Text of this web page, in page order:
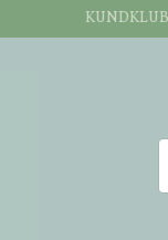
16:00.